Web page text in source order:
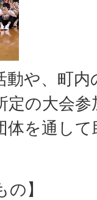
動や、町
定の大会
体を通し
】